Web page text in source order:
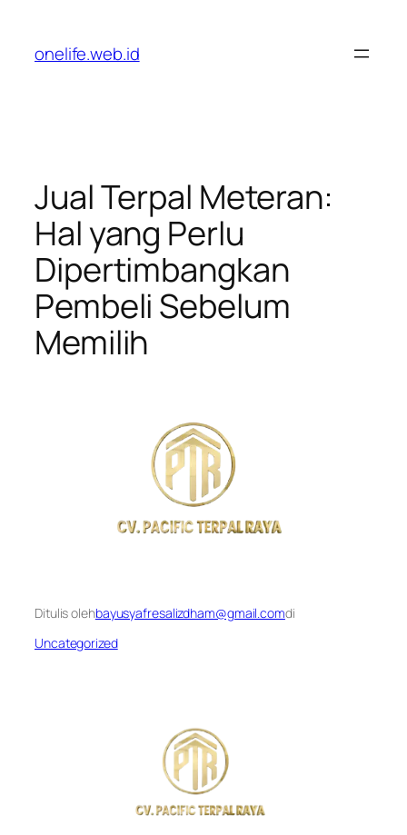
konten
onelife.web.id
Jual Terpal Meteran:
Hal yang Perlu
Dipertimbangkan
Pembeli Sebelum
Memilih
Ditulis olehbayusyafresalizdham@gmail.comdi
Uncategorized